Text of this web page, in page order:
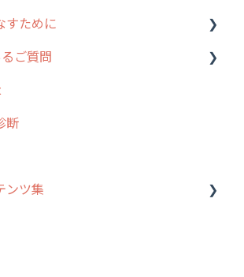
情報取得について
の準備：システム管理者編
い方：システム管理者編
い方：ユーザー編
よくある質問集
観
別
観
種別
すために
テータス関連オプション
算
画質化
ご質問
いて
ーザーについて
報 について
録 について
断
ンツ集